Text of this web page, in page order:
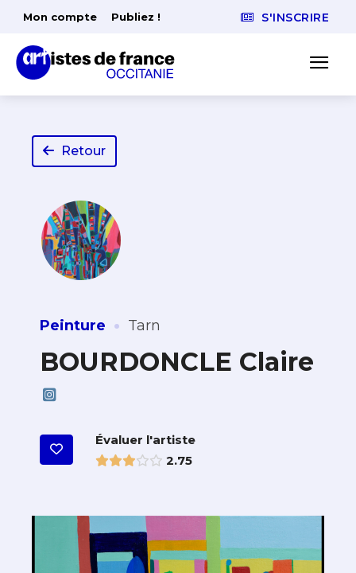
Mon compte Publiez ! S'INSCRIRE
Retour
Peinture · Tarn
BOURDONCLE Claire
Évaluer l'artiste
2.75